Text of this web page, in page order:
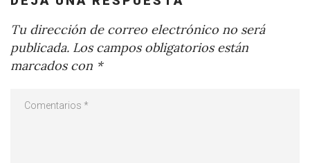
Tu dirección de correo electrónico no será
publicada. Los campos obligatorios están
marcados con *